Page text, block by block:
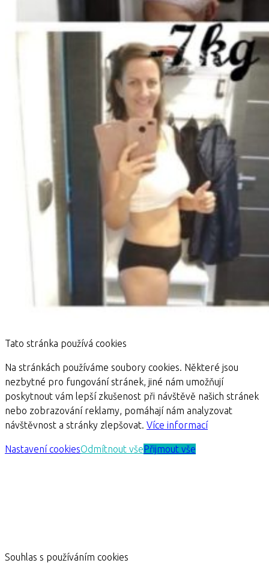
Tato stránka používá cookies
Na stránkách používáme soubory cookies. Některé jsou
nezbytné pro fungování stránek, jiné nám umožňují
poskytnout vám lepší zkušenost při návštěvě našich stránek
nebo zobrazování reklamy, pomáhají nám analyzovat
návštěvnost a stránky zlepšovat. Více informací
Nastavení cookiesOdmítnout všePřijmout vše
Souhlas s používáním cookies